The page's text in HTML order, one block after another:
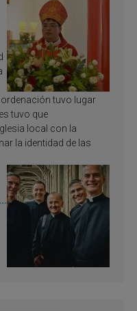
ordenación tuvo lugar
tuvo que
local con la
la identidad de las